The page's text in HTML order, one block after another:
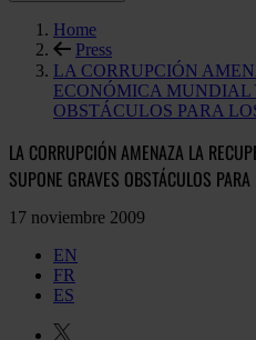
Home
Press
LA CORRUPCIÓN
ECONÓMICA MUNDIAL
OBSTÁCULOS PARA
LA CORRUPCIÓN AMENAZA LA
SUPONE GRAVES OBSTÁCULOS
17 noviembre 2009
EN
FR
ES